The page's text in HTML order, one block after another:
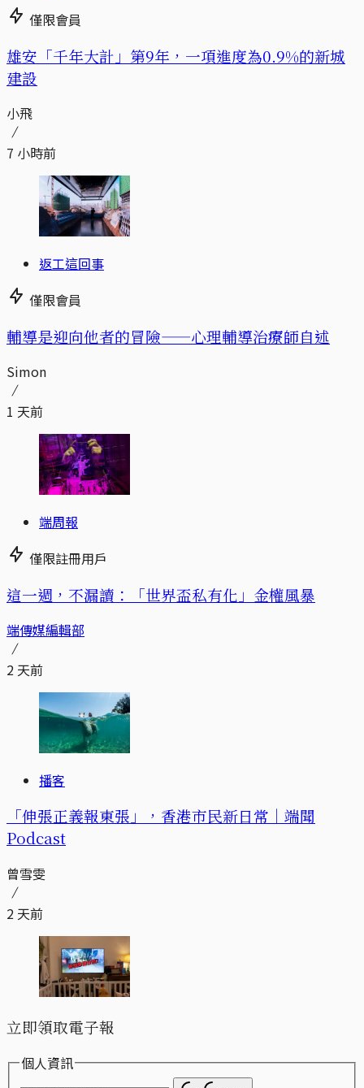
僅限會員
​​雄安「千年大計」第9年，一項進度為0.9%的新城
建設
小飛
7 小時前
返工這回事
僅限會員
輔導是迎向他者的冒險——心理輔導治療師自述
Simon
1 天前
端周報
僅限註冊用戶
這一週，不漏讀：「世界盃私有化」金權風暴
端傳媒編輯部
2 天前
播客
「伸張正義報東張」，香港市民新日常｜端聞
Podcast
曾雪雯
2 天前
立即領取電子報
個人資訊